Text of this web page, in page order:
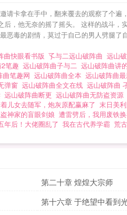
卡拿在手中，翻来覆去的观察了个
，他无奈的摇了摇头。 这样的战斗
毒的剧情，莫过于自己的男人劈腿
曲快眼看书版 孓与二远山破阵曲 远山
笔趣 远山破阵曲子与二 远山破阵曲讲
曲笔趣网 远山破阵曲全本 远山破阵曲
弹窗 远山破阵曲全文在线 远山破阵曲
远山破阵曲断更 远山破阵曲无防盗资源
儿女去随军，炮灰原配赢麻了 末日美
神家的盲眼剑娘 遭雷劈后，我用废铁
年后！大佬圈乱了 我在古代养学霸 荒
第二十章 煌煌大宗师
第十六章 于绝望中看到